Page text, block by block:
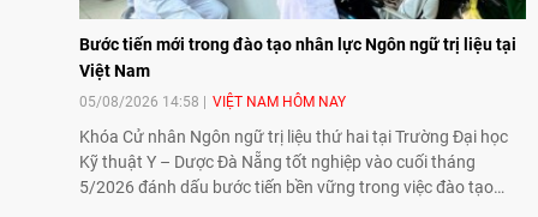
Bước tiến mới trong đào tạo nhân lực Ngôn ngữ trị liệu tại
Việt Nam
05/08/2026 14:58 VIỆT NAM HÔM NAY
Khóa Cử nhân Ngôn ngữ trị liệu thứ hai tại Trường Đại học
Kỹ thuật Y – Dược Đà Nẵng tốt nghiệp vào cuối tháng
5/2026 đánh dấu bước tiến bền vững trong việc đào tạo